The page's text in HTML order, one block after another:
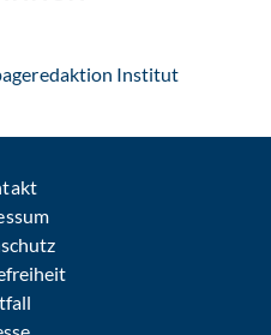
Institut